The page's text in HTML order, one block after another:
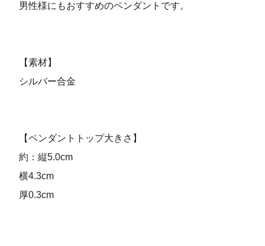
男性様にもおすすめのペンダントです。
【素材】
シルバー合金
【ペンダントトップ大きさ】
約：縦5.0cm
横4.3cm
厚0.3cm